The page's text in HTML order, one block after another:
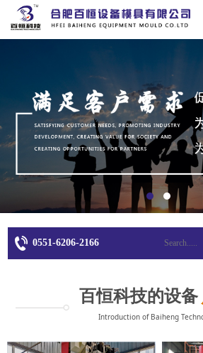
0551-6206-2166
百恒科技的设备
Introduction of Baiheng